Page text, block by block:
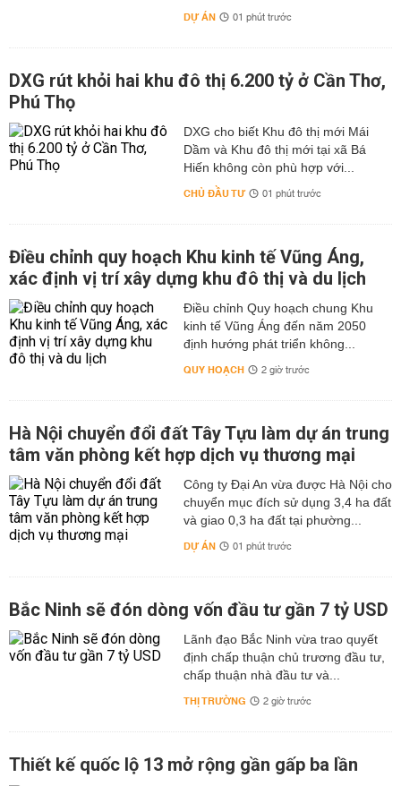
DỰ ÁN 01 phút trước
DXG rút khỏi hai khu đô thị 6.200 tỷ ở Cần Thơ,
Phú Thọ
DXG cho biết Khu đô thị mới Mái
Dầm và Khu đô thị mới tại xã Bá
Hiến không còn phù hợp với...
CHỦ ĐẦU TƯ 01 phút trước
Điều chỉnh quy hoạch Khu kinh tế Vũng Áng,
xác định vị trí xây dựng khu đô thị và du lịch
Điều chỉnh Quy hoạch chung Khu
kinh tế Vũng Áng đến năm 2050
định hướng phát triển không...
QUY HOẠCH 2 giờ trước
Hà Nội chuyển đổi đất Tây Tựu làm dự án trung
tâm văn phòng kết hợp dịch vụ thương mại
Công ty Đại An vừa được Hà Nội cho
chuyển mục đích sử dụng 3,4 ha đất
và giao 0,3 ha đất tại phường...
DỰ ÁN 01 phút trước
Bắc Ninh sẽ đón dòng vốn đầu tư gần 7 tỷ USD
Lãnh đạo Bắc Ninh vừa trao quyết
định chấp thuận chủ trương đầu tư,
chấp thuận nhà đầu tư và...
THỊ TRƯỜNG 2 giờ trước
Thiết kế quốc lộ 13 mở rộng gần gấp ba lần